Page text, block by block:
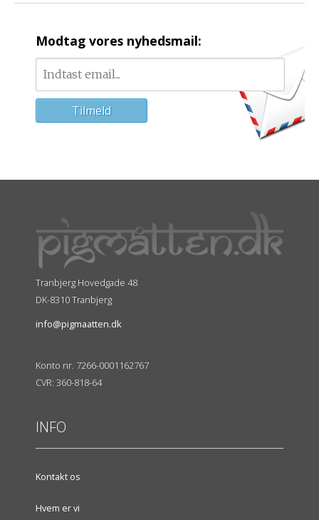
Modtag vores nyhedsmail:
Tranbjerg Hovedgade 48
DK-8310 Tranbjerg
info@pigmaatten.dk
Konto nr. 7266-0001162767
CVR: 360-818-64
INFO
Kontakt os
Hvem er vi